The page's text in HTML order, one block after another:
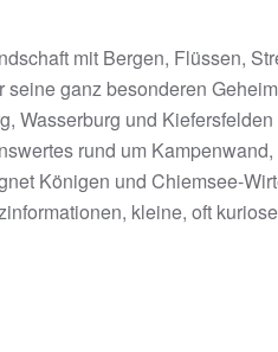
mit Bergen, Flüssen,
seine ganz besonderen
Wasserburg und
rund um
Königen und Chiemsee-
kleine, oft